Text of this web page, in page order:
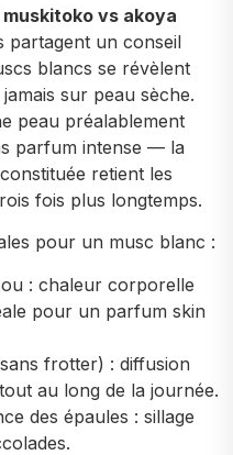
muskitoko vs akoya
partagent un conseil
blancs se révèlent
sur peau sèche.
peau préalablement
parfum intense — la
retient les
fois plus longtemps.
pour un musc blanc :
: chaleur corporelle
pour un parfum skin
frotter) : diffusion
au long de la journée.
des épaules : sillage